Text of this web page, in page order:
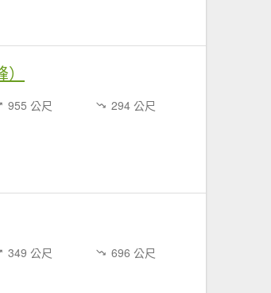
955 公尺
294 公尺
349 公尺
696 公尺